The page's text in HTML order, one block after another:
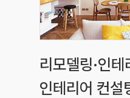
리모델링·인
인테리어 컨설